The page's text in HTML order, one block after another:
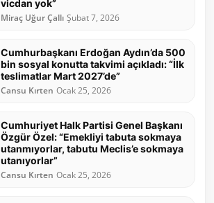
vicdan yok”
Miraç Uğur Çallı Şubat 7, 2026
Cumhurbaşkanı Erdoğan Aydın’da 500
bin sosyal konutta takvimi açıkladı: “İlk
teslimatlar Mart 2027’de”
Cansu Kırten Ocak 25, 2026
Cumhuriyet Halk Partisi Genel Başkanı
Özgür Özel: “Emekliyi tabuta sokmaya
utanmıyorlar, tabutu Meclis’e sokmaya
utanıyorlar”
Cansu Kırten Ocak 25, 2026